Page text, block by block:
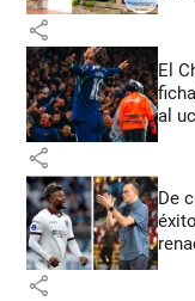
share
El
al
share
De
share